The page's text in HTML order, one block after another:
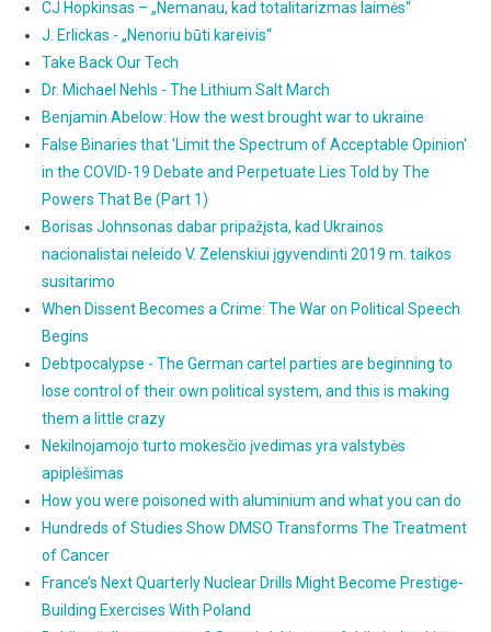
CJ Hopkinsas – „Nemanau, kad totalitarizmas laimės“
J. Erlickas - „Nenoriu būti kareivis“
Take Back Our Tech
Dr. Michael Nehls - The Lithium Salt March
Benjamin Abelow: How the west brought war to ukraine
False Binaries that 'Limit the Spectrum of Acceptable Opinion'
in the COVID-19 Debate and Perpetuate Lies Told by The
Powers That Be (Part 1)
Borisas Johnsonas dabar pripažįsta, kad Ukrainos
nacionalistai neleido V. Zelenskiui įgyvendinti 2019 m. taikos
susitarimo
When Dissent Becomes a Crime: The War on Political Speech
Begins
Debtpocalypse - The German cartel parties are beginning to
lose control of their own political system, and this is making
them a little crazy
Nekilnojamojo turto mokesčio įvedimas yra valstybės
apiplėšimas
How you were poisoned with aluminium and what you can do
Hundreds of Studies Show DMSO Transforms The Treatment
of Cancer
France’s Next Quarterly Nuclear Drills Might Become Prestige-
Building Exercises With Poland